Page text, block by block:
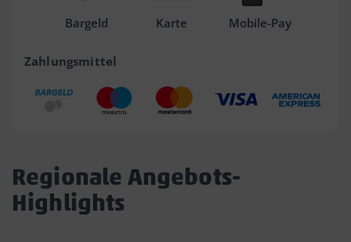
Bargeld Karte Mobile-Pay
Zahlungsmittel
Regionale Angebots-
Highlights